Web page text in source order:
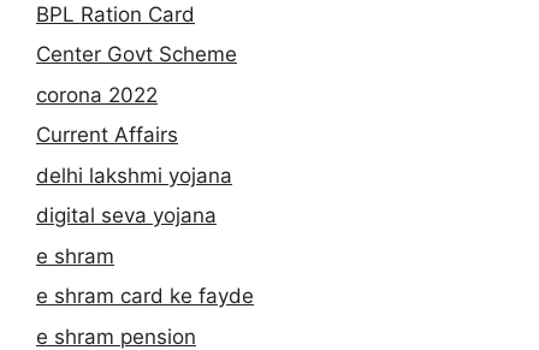
BPL Ration Card
Center Govt Scheme
corona 2022
Current Affairs
delhi lakshmi yojana
digital seva yojana
e shram
e shram card ke fayde
e shram pension